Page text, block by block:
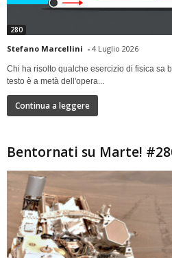
280
Stefano Marcellini - 4 Luglio 2026
Chi ha risolto qualche esercizio di fisica sa
testo è a metà dell'opera...
Continua a leggere
Bentornati su Marte!